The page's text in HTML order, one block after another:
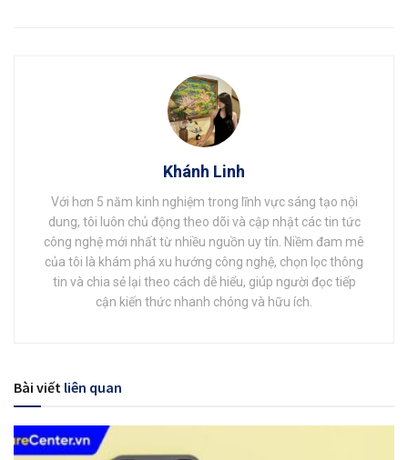
Khánh Linh
Với hơn 5 năm kinh nghiệm trong lĩnh vực sáng tạo nội
dung, tôi luôn chủ động theo dõi và cập nhật các tin tức
công nghệ mới nhất từ nhiều nguồn uy tín. Niềm đam mê
của tôi là khám phá xu hướng công nghệ, chọn lọc thông
tin và chia sẻ lại theo cách dễ hiểu, giúp người đọc tiếp
cận kiến thức nhanh chóng và hữu ích.
Bài viết liên quan